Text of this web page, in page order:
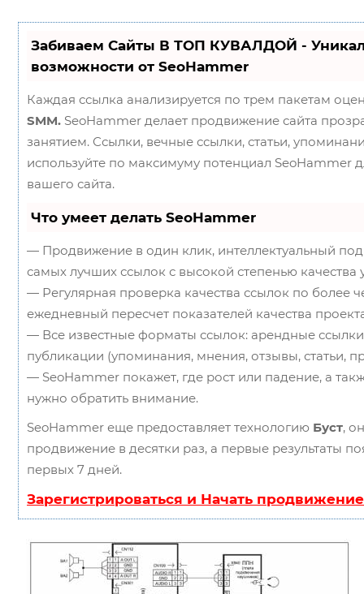
Забиваем Сайты В ТОП КУВАЛДОЙ -
возможности от SeoHammer
Каждая ссылка анализируется по трем пакетам
SMM. SeoHammer делает продвижение сайта
занятием. Ссылки, вечные ссылки, статьи,
используйте по максимуму потенциал SeoHammer
вашего сайта.
Что умеет делать SeoHammer
— Продвижение в один клик, интеллектуальный
самых лучших ссылок с высокой степенью
— Регулярная проверка качества ссылок по более
ежедневный пересчет показателей качества
— Все известные форматы ссылок: арендные
публикации (упоминания, мнения, отзывы, статьи,
— SeoHammer покажет, где рост или падение, а
нужно обратить внимание.
SeoHammer еще предоставляет технологию Буст,
продвижение в десятки раз, а первые результаты
первых 7 дней.
Зарегистрироваться и Начать продвижение